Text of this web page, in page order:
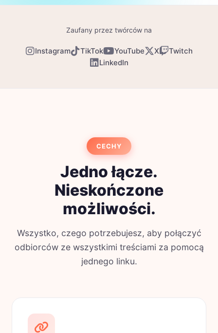
Zaufany przez twórców na
Instagram TikTok YouTube X
Twitch
LinkedIn
CECHY
Jedno łącze.
Nieskończone
możliwości.
Wszystko, czego potrzebujesz, aby połączyć
odbiorców ze wszystkimi treściami za pomocą
jednego linku.